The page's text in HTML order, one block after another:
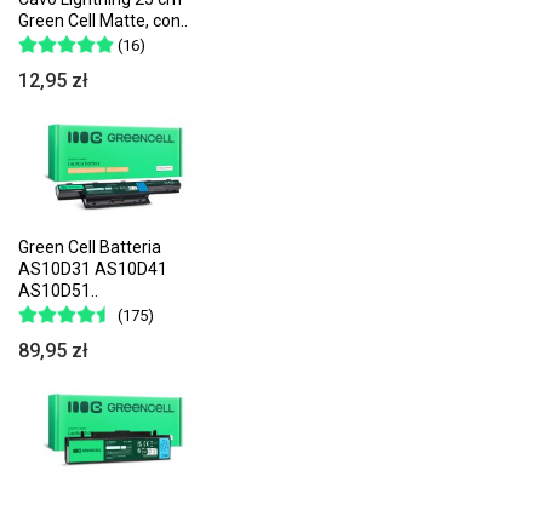
Green Cell Matte, con..
(16)
12,95 zł
Green Cell Batteria
AS10D31 AS10D41
AS10D51..
(175)
89,95 zł